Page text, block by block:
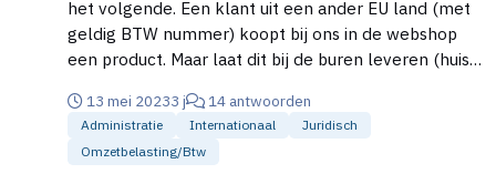
het volgende. Een klant uit een ander EU land (met
geldig BTW nummer) koopt bij ons in de webshop
een product. Maar laat dit bij de buren leveren (huis
voor de buren dezelfde gebruikt als de koper. Is dit
nu wel of geen intracommunautaire levering? Is het
de koper waardoor dit beslist wordt of het lever
13 mei 20233 j 14 antwoorden
Administratie Internationaal
Juridisch
Omzetbelasting/btw